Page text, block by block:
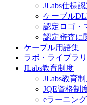
JLabs仕様
ケーブル
認定ロゴ・
認定審査に
ケーブル用語集
ラボ・ライブラリ
JLabs教育制度
JLabs教育
JQE資格制
eラーニン